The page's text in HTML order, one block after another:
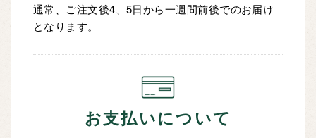
通常、ご注文後4、5日から一週間前後でのお届け
となります。
お支払いについて